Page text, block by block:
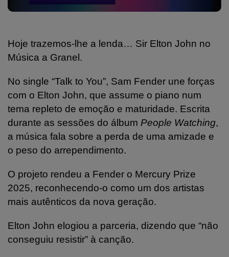
Hoje trazemos-lhe a lenda… Sir Elton John no
Música a Granel.
No single “Talk to You”, Sam Fender une forças
com o Elton John, que assume o piano num
tema repleto de emoção e maturidade. Escrita
durante as sessões do álbum People Watching,
a música fala sobre a perda de uma amizade e
o peso do arrependimento.
O projeto rendeu a Fender o Mercury Prize
2025, reconhecendo-o como um dos artistas
mais autênticos da nova geração.
Elton John elogiou a parceria, dizendo que “não
conseguiu resistir” à canção.